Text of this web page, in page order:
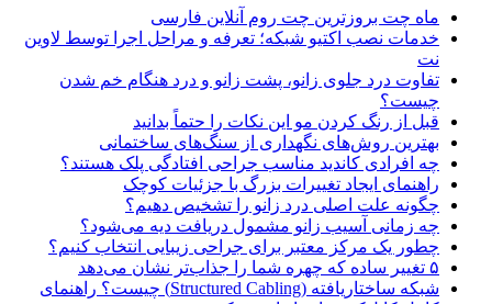
ماه چت بروزترین چت روم آنلاین فارسی
خدمات نصب اکتیو شبکه؛ تعرفه و مراحل اجرا توسط لاوین
نت
تفاوت درد جلوی زانو، پشت زانو و درد هنگام خم شدن
چیست؟
قبل از رنگ کردن مو این نکات را حتماً بدانید
بهترین روش‌های نگهداری از سنگ‌های ساختمانی
چه افرادی کاندید مناسب جراحی افتادگی پلک هستند؟
راهنمای ایجاد تغییرات بزرگ با جزئیات کوچک
چگونه علت اصلی درد زانو را تشخیص دهیم؟
چه زمانی آسیب زانو مشمول دریافت دیه می‌شود؟
چطور یک مرکز معتبر برای جراحی زیبایی انتخاب کنیم؟
۵ تغییر ساده که چهره شما را جذاب‌تر نشان می‌دهد
شبکه ساختاریافته (Structured Cabling) چیست؟ راهنمای